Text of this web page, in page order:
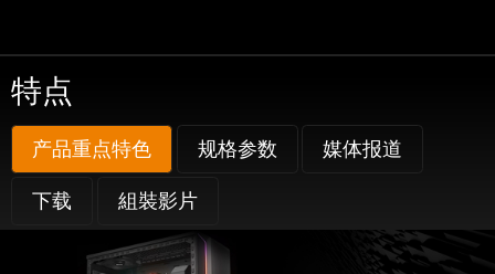
特点
产品重点特色 规格参数 媒体报道
下载 組裝影片